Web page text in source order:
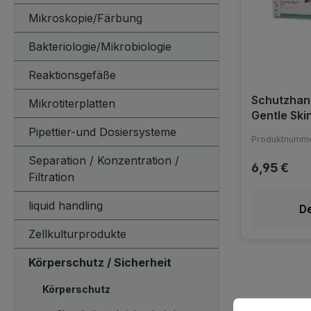
Mikroskopie/Färbung
Bakteriologie/Mikrobiologie
Reaktionsgefäße
Mikrotiterplatten
Pipettier-und Dosiersysteme
Separation / Konzentration /
Filtration
liquid handling
Zellkulturprodukte
Körperschutz / Sicherheit
Körperschutz
Gentle
6,95 €
Cookie-
Diese